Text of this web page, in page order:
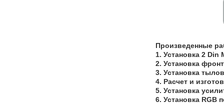
Произведенные
1. Установка 2 Din
2. Установка
3. Установка
4. Расчет и
5. Установка
6. Установка RGB